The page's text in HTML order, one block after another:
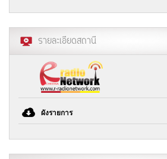
รายละเอียดสถานี
ผังรายการ